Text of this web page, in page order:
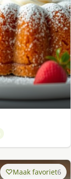
Maak favoriet6